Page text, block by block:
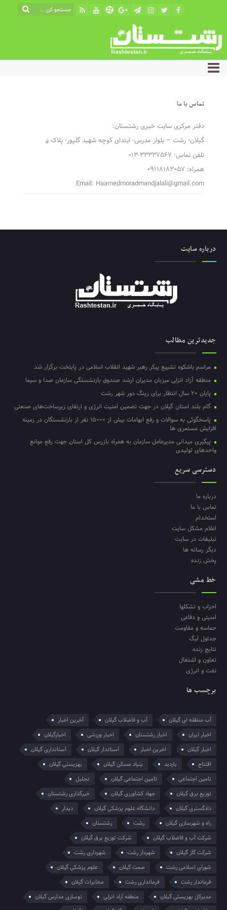
تماس با ما
دفتر مرکزی سایت خبری رشتستان:
گیلان- رشت – بلوار مدرس- ابتدای کوچه شهید گلپور- پلاک ۵
تلفن تماس: ۳۳۳۳۷۵۶۷-۰۱۳
همراه: ۰۹۱۱۸۱۸۳۰۵۷
Email: Haamedmoradmandjalali@gmail.com
درباره سایت
جدیدترین مطالب
مراسم باشکوه تشییع پیکر رهبر شهید انقلاب اسلامی در پایتخت برگزار شد
منطقه آزاد انزلی میزبان مدیران ارشد صندوق بازنشستگی سازمان صدا و سیما
پایان ۲۰ سال انتظار برای رینگ دور شهر رشت
گام بلند استان گیلان در جهت تضمین امنیت انرژی و ارتقای زیرساخت‌های صنعتی
پاسخگوئی به سوالات و رفع ابهامات بیش از ۱۵۰۰۰ نفر از بازنشستگان در زمینه
افزایش مستمری ها
پیگیری میدانی مدیرعامل سازمان به همراه بازرس کل استان جهت رفع موانع
واحدهای تولیدی
دسترسی سریع
درباره ما
تماس با ما
استخدام
اعلام مشکل سایت
تبلیغات در سایت
دیگر رسانه ها
پخش زنده
خط مشی
احزاب و تشکلها
امنیتی و دفاعی
حماسه و مقاومت
جداول لیگ
نتایج زنده
تعاون و اشتغال
نفت و انرژی
برچسب ها
آب منطقه ای گیلان آب و فاضلاب گیلان
آخرین اخبار
اخبار ایران
اخبار رشتستان اخبار ورزشی
اخبارگیلان
اخبار گیلان
اخرین اخبار استاندار گیلان
استانداری گیلان
افتتاح
بازدید بنیاد مسکن گیلان
بهزیستی گیلان
تامین اجتماعی
تامین اجتماعی گیلان
تجلیل
توزیع برق گیلان
جهاد کشاورزی گیلان
خبرگذاری رشتستان
دادگستری گیلان
دانشگاه علوم پزشکی گیلان
دیدار
راه و شهرسازی گیلان
رشت
رشتستان
شرکت آب و فاضلاب گیلان
شرکت توزیع برق گیلان
شرکت گاز گیلان
شهردار رشت
شهرداری رشت
شورای اسلامی رشت
صمت گیلان
علوم پزشکی گیلان
فرماندار رشت
فرمانداری رشت
مخابرات گیلان
مدیرکل بهزیستی گیلان
منطقه آزاد انزلی
نوسازی مدارس گیلان